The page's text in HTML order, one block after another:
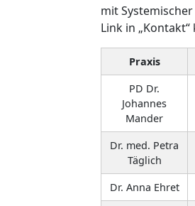
mit
Link in
Praxis
PD Dr.
Johannes
Mander
Dr. med. Petra
Täglich
Dr. Anna Ehret